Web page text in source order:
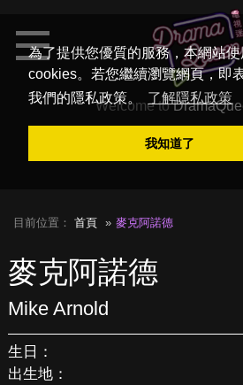
為了提供您優質的服務，本網站使
cookies。若您繼續瀏覽網頁，即
我們的隱私政策。
了解隱私政策
我知道了
Welcome to
目前位置： 首頁 麥克阿諾德
麥克阿諾德
Mike Arnold
生日：
出生地：